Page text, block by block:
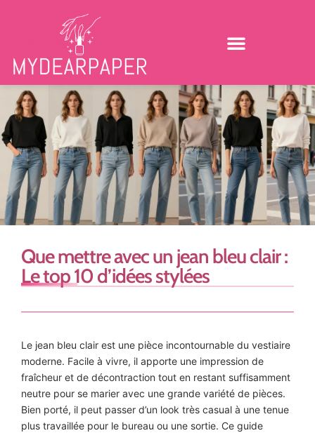
Que mettre avec un jean bleu clair :
Le top 10 d’idées stylées
Le jean bleu clair est une pièce incontournable du vestiaire
moderne. Facile à vivre, il apporte une impression de
fraîcheur et de décontraction tout en restant suffisamment
neutre pour se marier avec une grande variété de pièces.
Bien porté, il peut passer d’un look très casual à une tenue
plus travaillée pour le bureau ou une sortie. Ce guide